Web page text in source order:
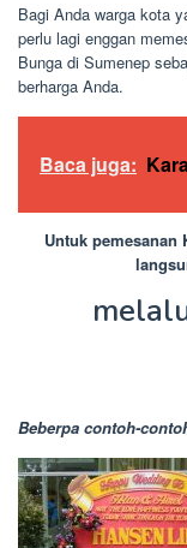
Bagi Anda warga kota
perlu lagi enggan
Bunga di Sumenep
berharga Anda.
Baca juga:
Untuk pemesanan
Beberpa contoh-